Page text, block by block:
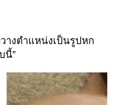
างตำแหน่งเป็นรูปหก
นี้”